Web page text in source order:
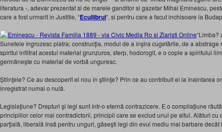
literatura -, adevar prezentat si de marele ganditor si gazetar Mihai Eminescu,
care a fost urmarit in Justitie, “Ecuilibrul“, si pentru care a facut inchisoare la
“Limba?
Sunetele îngrozesc piatra; construcţia, modul de a înşira cugetările, de a
spiritul infiltrat acestui material grunzuros, sterp, hodorogit, e o copie a spiritului
germăneşte cu material de vorbă unguresc.
Ştiinţele? Ce au descoperit ei nou în ştiinţe? Prin ce au contribuit ei la înaintarea
înregistrat numai o nulă.
Legislaţiune? Drepturi şi legi sunt într-o eternă contrazicere. E o compilaţiune
principiilor celor mai contradictorii, principii care se exclud unul pe altul. Alături cu
parţială, liberală însă pentru unguri, găseşti legi din evul mediu mai barbare decât